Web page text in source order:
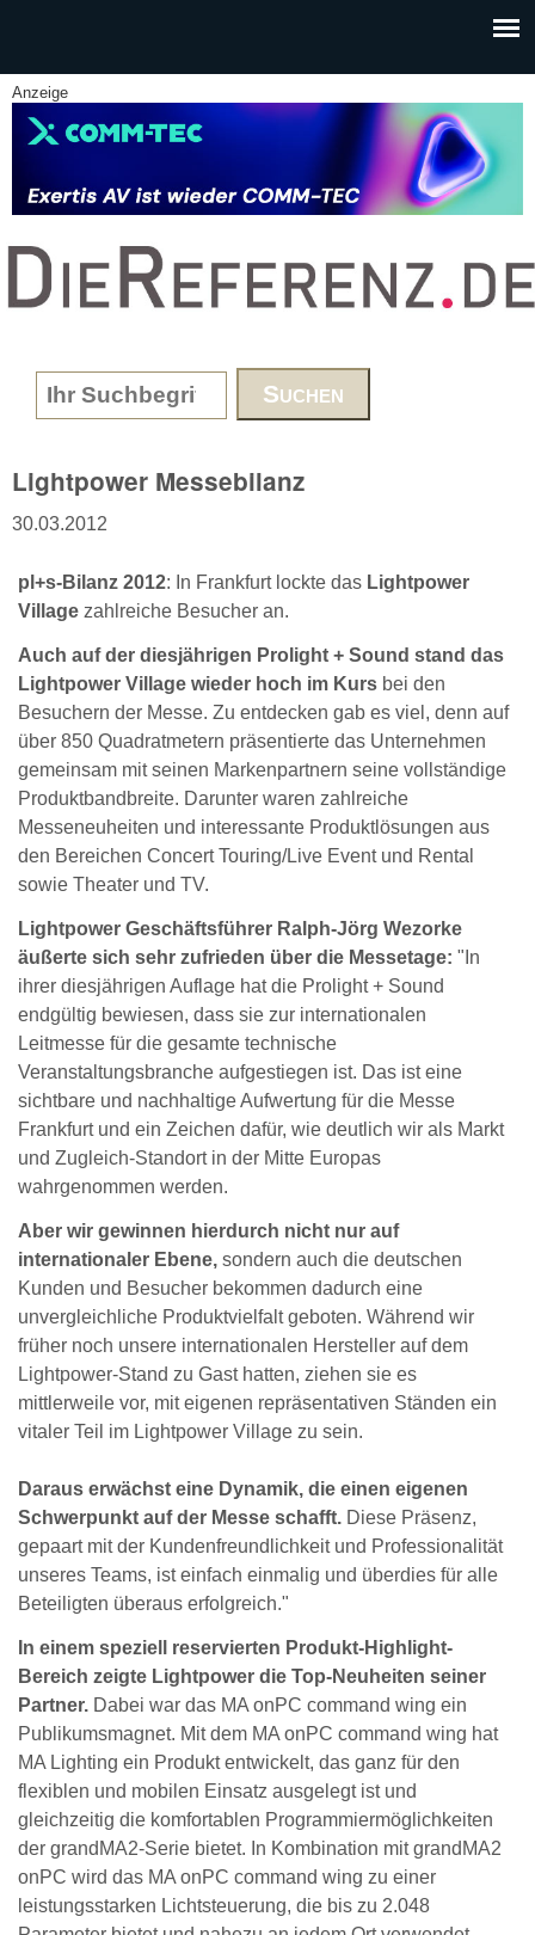
Anzeige
www.DieReferenz.de
Search form
Lightpower Messebilanz
30.03.2012
pl+s-Bilanz 2012: In Frankfurt lockte das Lightpower
Village zahlreiche Besucher an.
Auch auf der diesjährigen Prolight + Sound stand das
Lightpower Village wieder hoch im Kurs bei den
Besuchern der Messe. Zu entdecken gab es viel, denn auf
über 850 Quadratmetern präsentierte das Unternehmen
gemeinsam mit seinen Markenpartnern seine vollständige
Produktbandbreite. Darunter waren zahlreiche
Messeneuheiten und interessante Produktlösungen aus
den Bereichen Concert Touring/Live Event und Rental
sowie Theater und TV.
Lightpower Geschäftsführer Ralph-Jörg Wezorke
äußerte sich sehr zufrieden über die Messetage: "In
ihrer diesjährigen Auflage hat die Prolight + Sound
endgültig bewiesen, dass sie zur internationalen
Leitmesse für die gesamte technische
Veranstaltungsbranche aufgestiegen ist. Das ist eine
sichtbare und nachhaltige Aufwertung für die Messe
Frankfurt und ein Zeichen dafür, wie deutlich wir als Markt
und Zugleich-Standort in der Mitte Europas
wahrgenommen werden.
Aber wir gewinnen hierdurch nicht nur auf
internationaler Ebene, sondern auch die deutschen
Kunden und Besucher bekommen dadurch eine
unvergleichliche Produktvielfalt geboten. Während wir
früher noch unsere internationalen Hersteller auf dem
Lightpower-Stand zu Gast hatten, ziehen sie es
mittlerweile vor, mit eigenen repräsentativen Ständen ein
vitaler Teil im Lightpower Village zu sein.
Daraus erwächst eine Dynamik, die einen eigenen
Schwerpunkt auf der Messe schafft. Diese Präsenz,
gepaart mit der Kundenfreundlichkeit und Professionalität
unseres Teams, ist einfach einmalig und überdies für alle
Beteiligten überaus erfolgreich."
In einem speziell reservierten Produkt-Highlight-
Bereich zeigte Lightpower die Top-Neuheiten seiner
Partner. Dabei war das MA onPC command wing ein
Publikumsmagnet. Mit dem MA onPC command wing hat
MA Lighting ein Produkt entwickelt, das ganz für den
flexiblen und mobilen Einsatz ausgelegt ist und
gleichzeitig die komfortablen Programmiermöglichkeiten
der grandMA2-Serie bietet. In Kombination mit grandMA2
onPC wird das MA onPC command wing zu einer
leistungsstarken Lichtsteuerung, die bis zu 2.048